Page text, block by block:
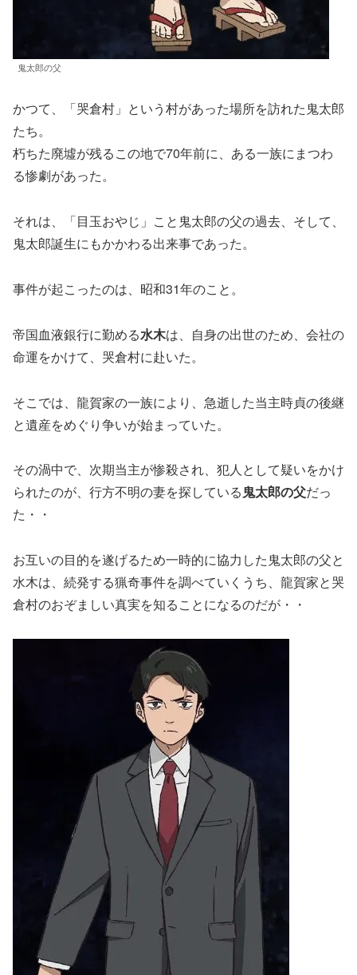
鬼太郎の父
かつて、「哭倉村」という村があった場所を訪れた鬼太郎
たち。
朽ちた廃墟が残るこの地で70年前に、ある一族にまつわ
る惨劇があった。
それは、「目玉おやじ」こと鬼太郎の父の過去、そして、
鬼太郎誕生にもかかわる出来事であった。
事件が起こったのは、昭和31年のこと。
帝国血液銀行に勤める水木は、自身の出世のため、会社の
命運をかけて、哭倉村に赴いた。
そこでは、龍賀家の一族により、急逝した当主時貞の後継
と遺産をめぐり争いが始まっていた。
その渦中で、次期当主が惨殺され、犯人として疑いをかけ
られたのが、行方不明の妻を探している鬼太郎の父だっ
た・・
お互いの目的を遂げるため一時的に協力した鬼太郎の父と
水木は、続発する猟奇事件を調べていくうち、龍賀家と哭
倉村のおぞましい真実を知ることになるのだが・・